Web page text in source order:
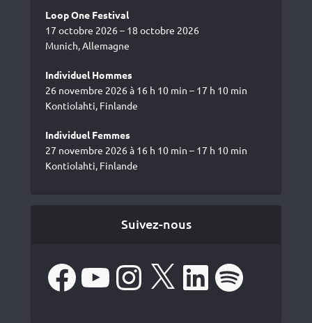
Loop One Festival
17 octobre 2026 – 18 octobre 2026
Munich, Allemagne
Individuel Hommes
26 novembre 2026 à 16 h 10 min – 17 h 10 min
Kontiolahti, Finlande
Individuel Femmes
27 novembre 2026 à 16 h 10 min – 17 h 10 min
Kontiolahti, Finlande
Suivez-nous
FacebookYouTube Instagram LinkedIn Spotify